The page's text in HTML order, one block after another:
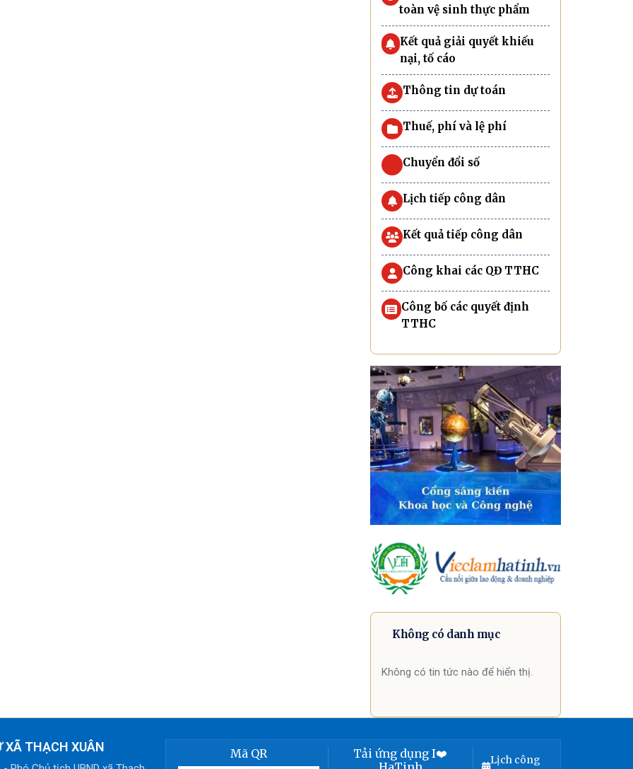
toàn vệ sinh thực phẩm
Kết quả giải quyết khiếu
nại, tố cáo
Thông tin dự toán
Thuế, phí và lệ phí
Chuyển đổi số
Lịch tiếp công dân
Kết quả tiếp công dân
Công khai các QĐ TTHC
Công bố các quyết định
TTHC
Không có danh mục
Không có tin tức nào để hiển thị.
THẠCH XUÂN Mã QR
Tải ứng dụng I❤️
Lịch công